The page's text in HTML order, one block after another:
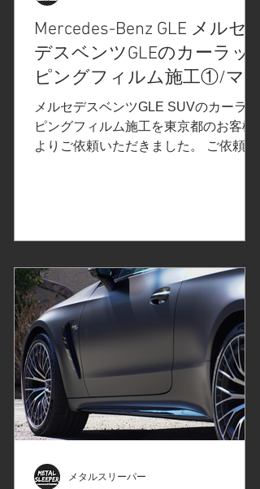
Mercedes-Benz GLE メルセ
デスベンツGLEのカーラッ
ピングフィルム施工①/マッ
トブラック/ピンストライ
プ/東京都H様
メルセデスベンツGLE SUVのカーラッ
ピングフィルム施工を東京都のお客様
よりご依頼いただきました。 ご依頼内
メタルスリーパー